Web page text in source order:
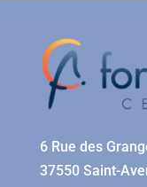
6 Rue des
37550 Saint-